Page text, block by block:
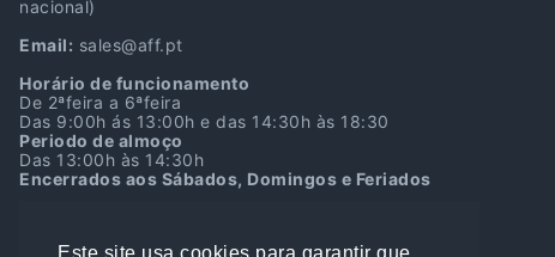
nacional)
Email: sales@aff.pt
Horário de funcionamento
De 2ªfeira a 6ªfeira
Das 9:00h ás 13:00h e das 14:30h às 18:30
Periodo de almoço
Das 13:00h às 14:30h
Encerrados aos Sábados, Domingos e Feriados